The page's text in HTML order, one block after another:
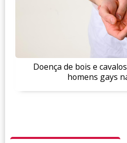
Doença de bois e
homens gays